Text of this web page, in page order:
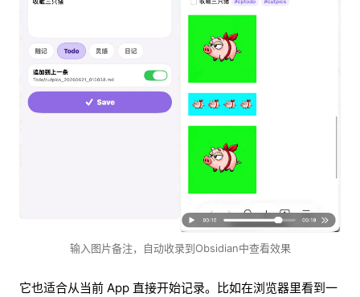
输入图片备注，自动收录到Obsidian中查看效果
它也适合从当前 App 直接开始记录。比如在浏览器里看到一